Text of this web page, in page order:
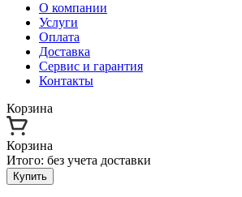
О компании
Услуги
Оплата
Доставка
Сервис и гарантия
Контакты
Корзина
Корзина
Итого: без учета доставки
Купить